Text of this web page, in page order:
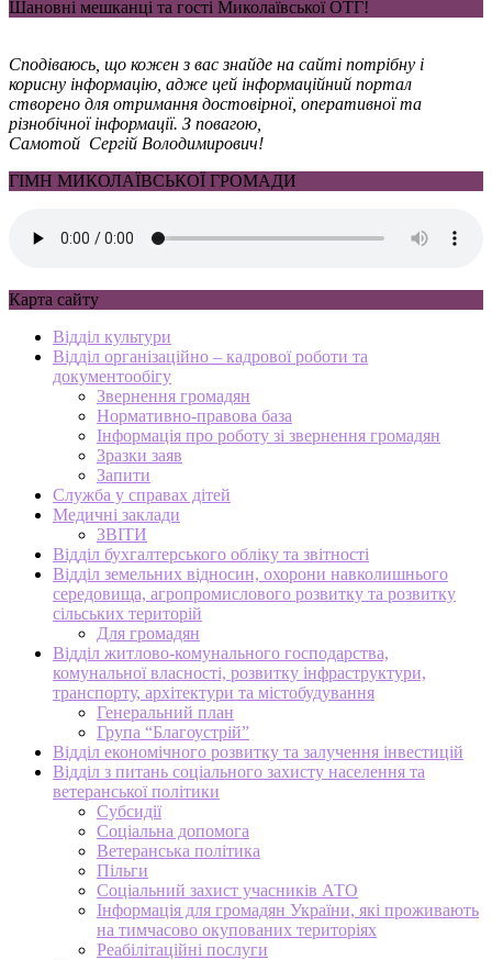
Шановні мешканці та гості Миколаївської ОТГ!
Сподіваюсь, що кожен з вас знайде на сайті потрібну і
корисну інформацію, адже цей інформаційний портал
створено для отримання достовірної, оперативної та
різнобічної інформації. З повагою,
Самотой Сергій Володимирович!
ГІМН МИКОЛАЇВСЬКОЇ ГРОМАДИ
Карта сайту
Відділ культури
Відділ організаційно – кадрової роботи та
документообігу
Звернення громадян
Нормативно-правова база
Інформація про роботу зі звернення громадян
Зразки заяв
Запити
Служба у справах дітей
Медичні заклади
ЗВІТИ
Відділ бухгалтерського обліку та звітності
Відділ земельних відносин, охорони навколишнього
середовища, агропромислового розвитку та розвитку
сільських територій
Для громадян
Відділ житлово-комунального господарства,
комунальної власності, розвитку інфраструктури,
транспорту, архітектури та містобудування
Генеральний план
Група “Благоустрій”
Відділ економічного розвитку та залучення інвестицій
Відділ з питань соціального захисту населення та
ветеранської політики
Субсидії
Соціальна допомога
Ветеранська політика
Пільги
Соціальний захист учасників АТО
Інформація для громадян України, які проживають
на тимчасово окупованих територіях
Реабілітаційні послуги